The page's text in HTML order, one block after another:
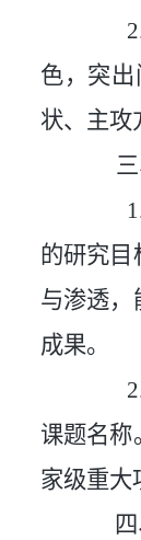
2.
色，突
状、主攻
1.
的研究目
与渗透，
成果。
2.
课题名称
家级重大